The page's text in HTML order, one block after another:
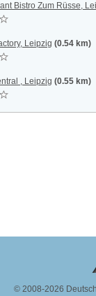
Bistro Zum Rüsse,
Leipzig (0.54 km)
, Leipzig (0.55 km)
© 2008-2026